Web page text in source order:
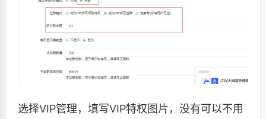
选择VIP管理，填写VIP特权图片，没有可以不用